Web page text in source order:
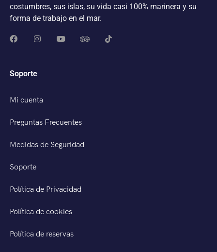
costumbres, sus islas, su vida casi 100% marinera y su
forma de trabajo en el mar.
Soporte
Mi cuenta
Preguntas Frecuentes
Medidas de Seguridad
Soporte
Política de Privacidad
Política de cookies
Política de reservas